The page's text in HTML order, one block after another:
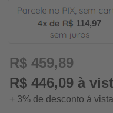
114,97
R$ 459,89
R$ 446,09 à
+ 3% de desconto á